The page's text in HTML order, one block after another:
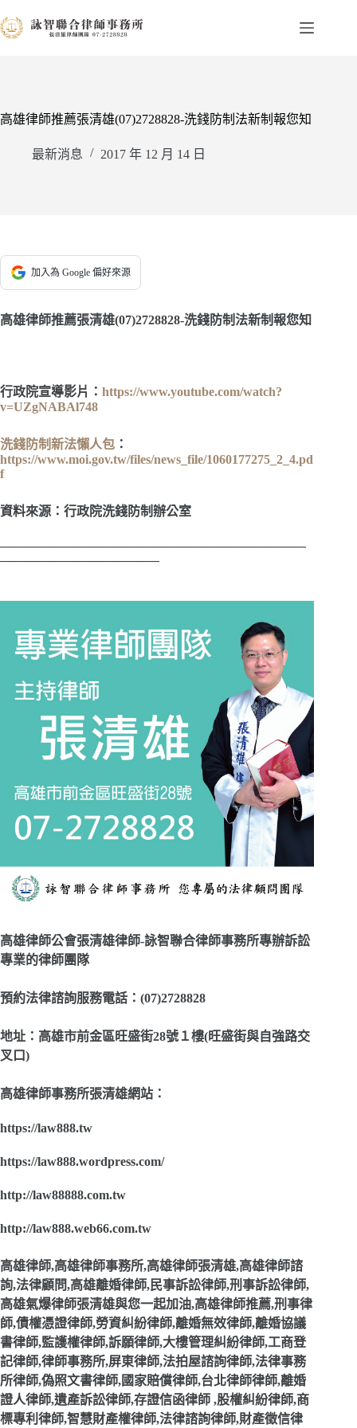
至
高雄律師推薦張清雄(07)2728828-洗錢防制法新制報您知
最新消息 2017 年 12 月 14 日
加入為 Google 偏好來源
高雄律師推薦張清雄(07)2728828-洗錢防制法新制報您知
行政院宣導影片： https://www.youtube.com/watch?
v=UZgNABAl748
洗錢防制新法懶人包 ：
https://www.moi.gov.tw/files/news_file/1060177275_2_4.pd
f
資料來源：行政院洗錢防制辦公室
————————————————————————
————————————–
高雄律師公會張清雄律師-詠智聯合律師事務所專辦訴訟
專業的律師團隊
預約法律諮詢服務電話：(07)2728828
地址：高雄市前金區旺盛街28號１樓(旺盛街與自強路交
叉口)
高雄律師事務所張清雄網站：
https://law888.tw
https://law888.wordpress.com/
http://law88888.com.tw
http://law888.web66.com.tw
高雄律師,高雄律師事務所,高雄律師張清雄,高雄律師諮
詢,法律顧問,高雄離婚律師,民事訴訟律師,刑事訴訟律師,
高雄氣爆律師張清雄與您一起加油,高雄律師推薦,刑事律
師,債權憑證律師,勞資糾紛律師,離婚無效律師,離婚協議
書律師,監護權律師,訴願律師,大樓管理糾紛律師,工商登
記律師,律師事務所,屏東律師,法拍屋諮詢律師,法律事務
所律師,偽照文書律師,國家賠償律師,台北律師律師,離婚
證人律師,遺產訴訟律師,存證信函律師 ,股權糾紛律師,商
標專利律師,智慧財產權律師,法律諮詢律師,財產徵信律